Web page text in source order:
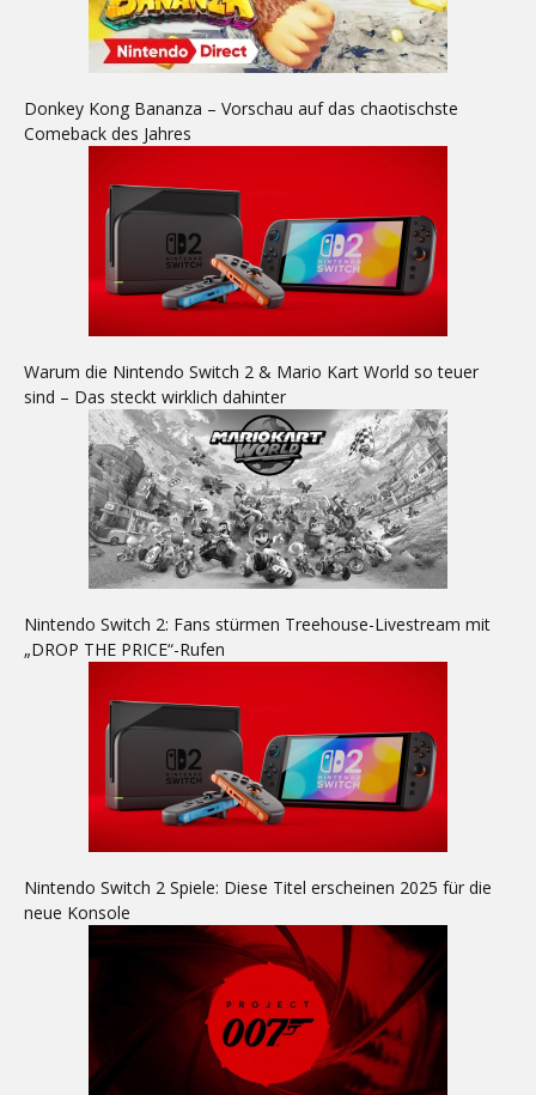
Donkey Kong Bananza – Vorschau auf das chaotischste
Comeback des Jahres
Warum die Nintendo Switch 2 & Mario Kart World so teuer
sind – Das steckt wirklich dahinter
Nintendo Switch 2: Fans stürmen Treehouse-Livestream mit
„DROP THE PRICE“-Rufen
Nintendo Switch 2 Spiele: Diese Titel erscheinen 2025 für die
neue Konsole